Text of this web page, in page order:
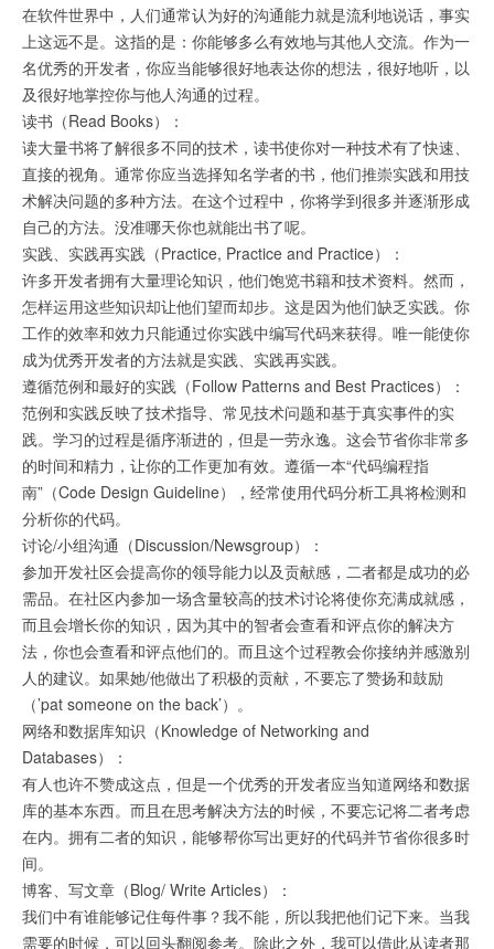
在软件世界中，人们通常认为好的沟通能力就是流利地说话，事实
上这远不是。这指的是：你能够多么有效地与其他人交流。作为一
名优秀的开发者，你应当能够很好地表达你的想法，很好地听，以
及很好地掌控你与他人沟通的过程。
读书（Read Books）：
读大量书将了解很多不同的技术，读书使你对一种技术有了快速、
直接的视角。通常你应当选择知名学者的书，他们推崇实践和用技
术解决问题的多种方法。在这个过程中，你将学到很多并逐渐形成
自己的方法。没准哪天你也就能出书了呢。
实践、实践再实践（Practice, Practice and Practice）：
许多开发者拥有大量理论知识，他们饱览书籍和技术资料。然而，
怎样运用这些知识却让他们望而却步。这是因为他们缺乏实践。你
工作的效率和效力只能通过你实践中编写代码来获得。唯一能使你
成为优秀开发者的方法就是实践、实践再实践。
遵循范例和最好的实践（Follow Patterns and Best Practices）：
范例和实践反映了技术指导、常见技术问题和基于真实事件的实
践。学习的过程是循序渐进的，但是一劳永逸。这会节省你非常多
的时间和精力，让你的工作更加有效。遵循一本“代码编程指
南”（Code Design Guideline），经常使用代码分析工具将检测和
分析你的代码。
讨论/小组沟通（Discussion/Newsgroup）：
参加开发社区会提高你的领导能力以及贡献感，二者都是成功的必
需品。在社区内参加一场含量较高的技术讨论将使你充满成就感，
而且会增长你的知识，因为其中的智者会查看和评点你的解决方
法，你也会查看和评点他们的。而且这个过程教会你接纳并感激别
人的建议。如果她/他做出了积极的贡献，不要忘了赞扬和鼓励
（’pat someone on the back’）。
网络和数据库知识（Knowledge of Networking and
Databases）：
有人也许不赞成这点，但是一个优秀的开发者应当知道网络和数据
库的基本东西。而且在思考解决方法的时候，不要忘记将二者考虑
在内。拥有二者的知识，能够帮你写出更好的代码并节省你很多时
间。
博客、写文章（Blog/ Write Articles）：
我们中有谁能够记住每件事？我不能，所以我把他们记下来。当我
需要的时候，可以回头翻阅参考。除此之外，我可以借此从读者那